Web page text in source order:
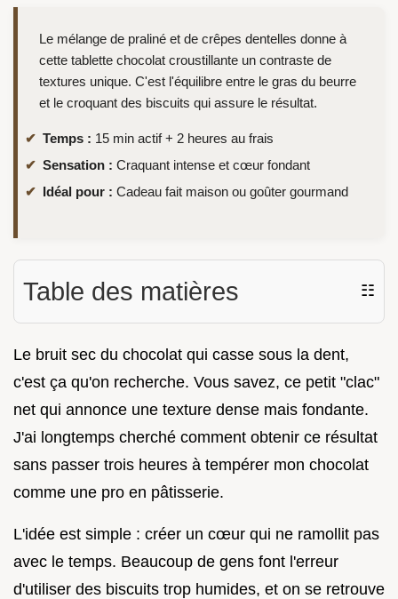
Le mélange de praliné et de crêpes dentelles donne à
cette tablette chocolat croustillante un contraste de
textures unique. C'est l'équilibre entre le gras du beurre
et le croquant des biscuits qui assure le résultat.
Temps : 15 min actif + 2 heures au frais
Sensation : Craquant intense et cœur fondant
Idéal pour : Cadeau fait maison ou goûter gourmand
Table des matières ☷
Le bruit sec du chocolat qui casse sous la dent,
c'est ça qu'on recherche. Vous savez, ce petit "clac"
net qui annonce une texture dense mais fondante.
J'ai longtemps cherché comment obtenir ce résultat
sans passer trois heures à tempérer mon chocolat
comme une pro en pâtisserie.
L'idée est simple : créer un cœur qui ne ramollit pas
avec le temps. Beaucoup de gens font l'erreur
d'utiliser des biscuits trop humides, et on se retrouve